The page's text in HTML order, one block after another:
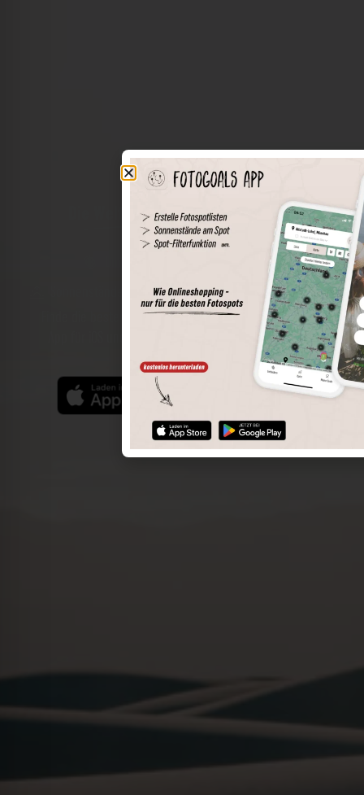
Die Welt der Orte in deiner Tasche
Spots speichern
Sonnenstände am Spot
Spotdetails
Filterfunktion
Finde die besten Fotospots noch einfacher mit unserer
App für iOS und Android und genieße einen größeren
Funktionsumfang